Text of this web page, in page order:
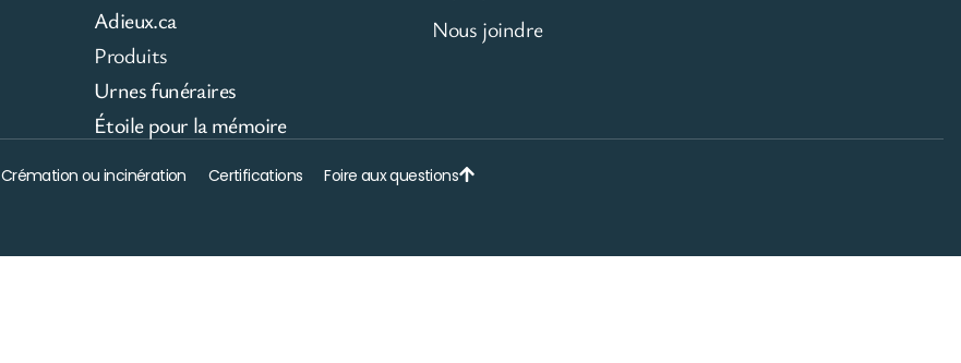
Adieux.ca
Produits
Urnes funéraires
Étoile pour la mémoire
Nous joindre
Crémation ou incinération Certifications Foire aux questions